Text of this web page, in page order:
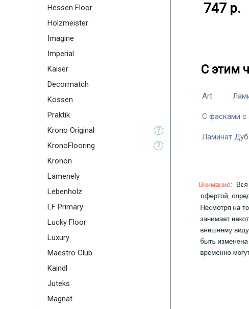
747 р.
С этим
Art
С фасками с
Ламинат Дуб
Hessen Floor
Holzmeister
Imagine
Imperial
Kaiser
Decormatch
Kossen
Praktik
Krono Original
?
KronoFlooring
?
Kronon
Lamenely
Lebenholz
LF Primary
Lucky Floor
Luxury
Maestro Club
Kaindl
Juteks
Magnat